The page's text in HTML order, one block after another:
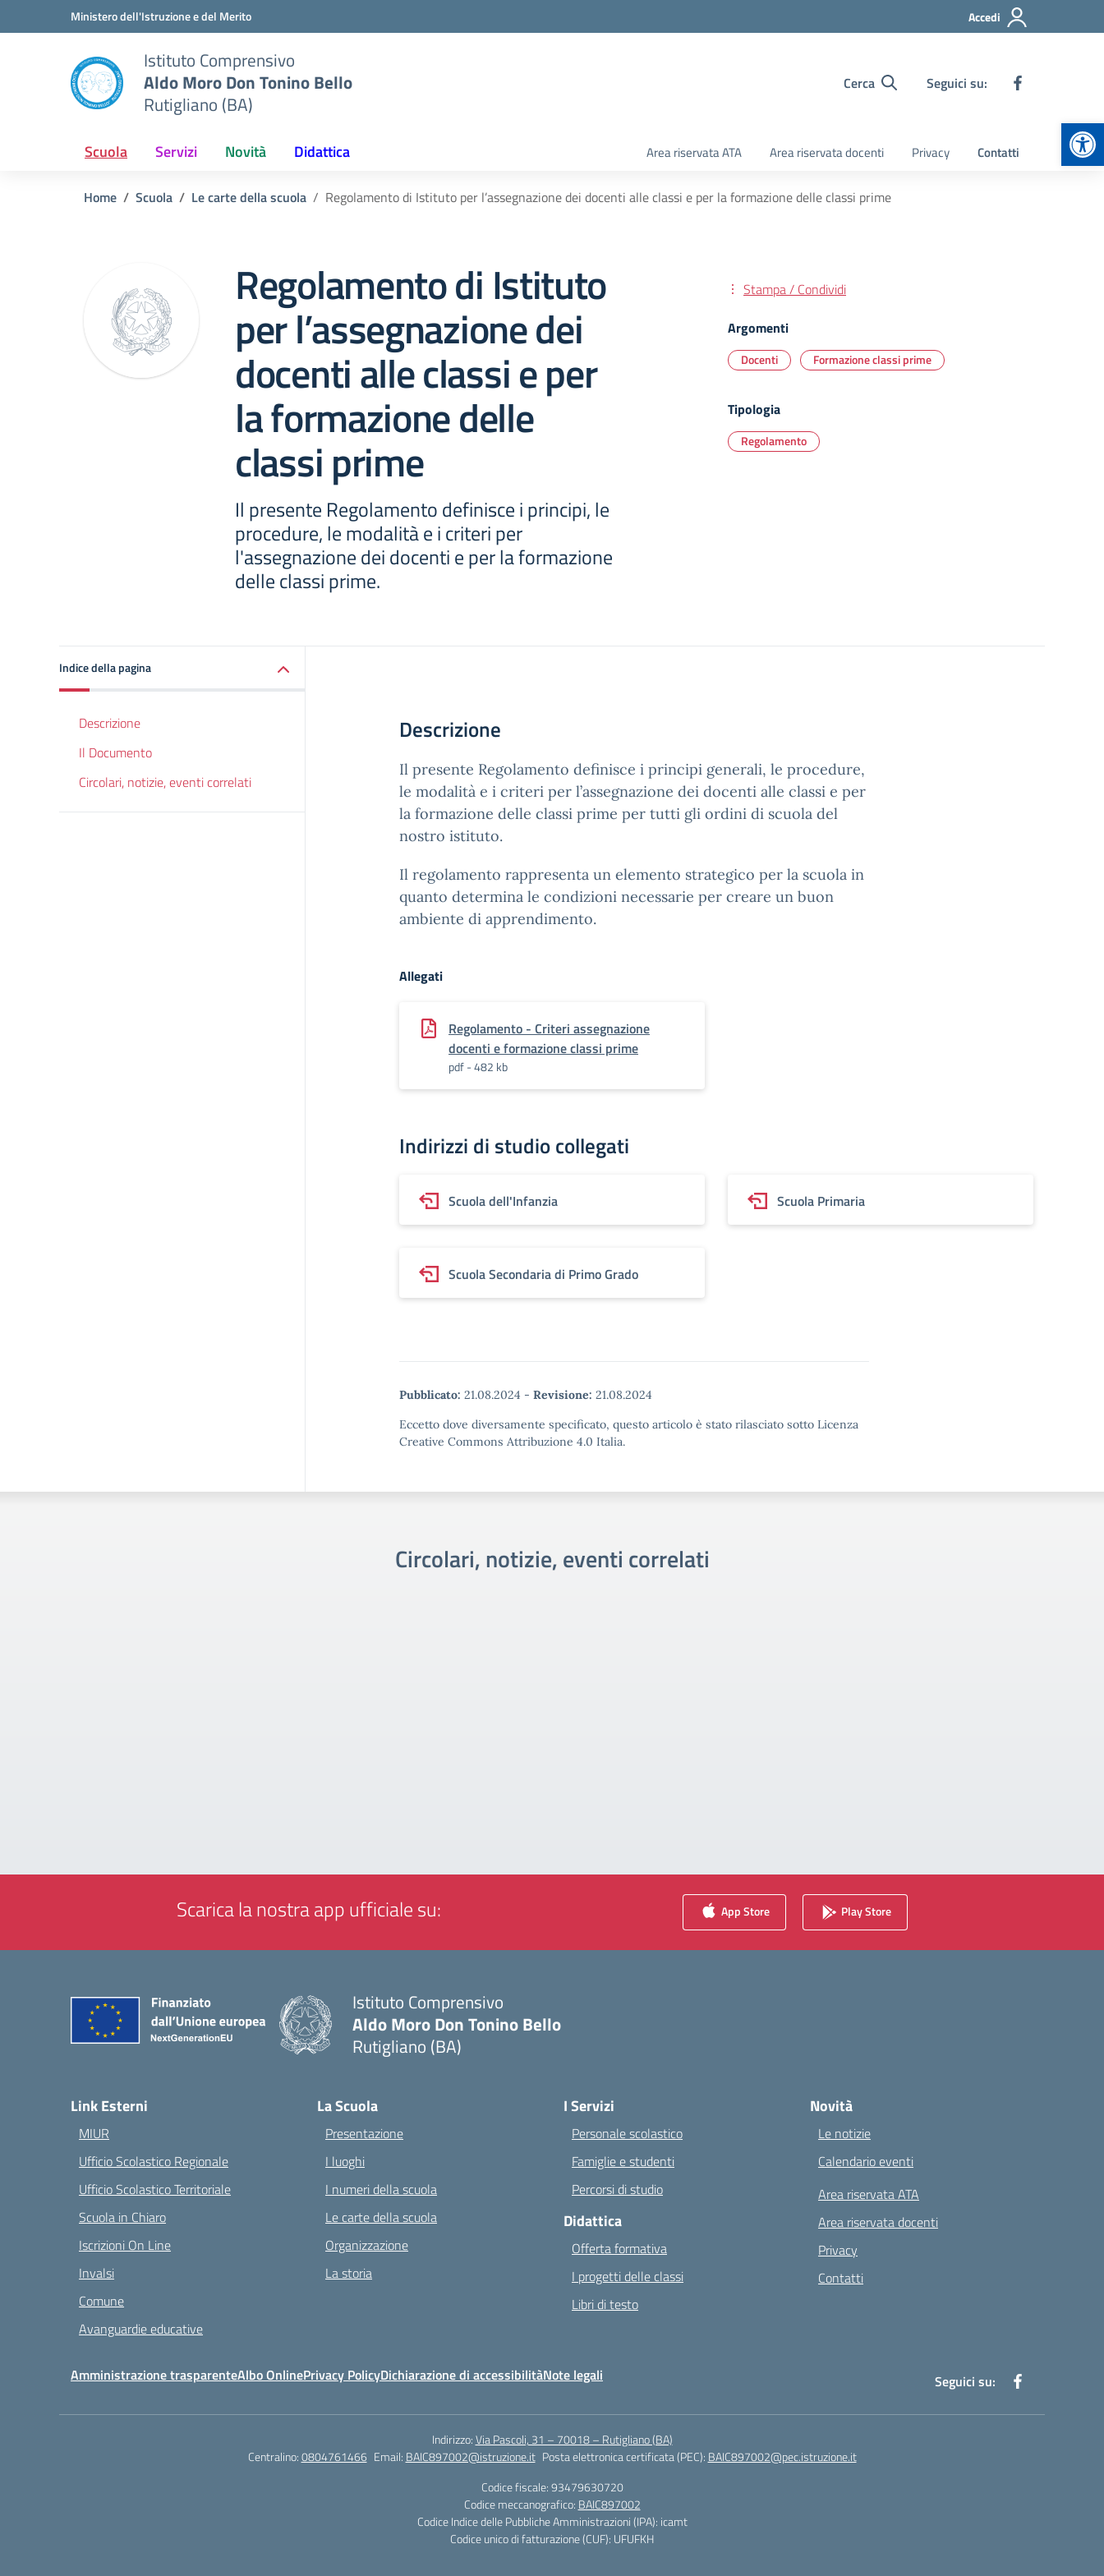
Vai ai contenuti
Vai al menu di navigazioneMinistero dell'Istruzione e del Merito Accedi
Istituto Comprensivo
Aldo Moro Don Tonino Bello
Rutigliano (BA)
Cerca Seguici su:
Scuola Servizi Novità Didattica Area riservata ATA Area riservata docenti Privacy Contatti
Home Scuola Le carte della scuola Regolamento di Istituto per l’assegnazione dei docenti alle classi e per la formazione delle classi prime
Regolamento di Istituto
per l’assegnazione dei
docenti alle classi e per
la formazione delle
classi prime
Il presente Regolamento definisce i principi, le
procedure, le modalità e i criteri per
l'assegnazione dei docenti e per la formazione
delle classi prime.
Stampa / Condividi
Argomenti
Docenti Formazione classi prime
Tipologia
Regolamento
Indice della pagina
Descrizione
Il Documento
Circolari, notizie, eventi correlati
Descrizione
Il presente Regolamento definisce i principi generali, le procedure,
le modalità e i criteri per l’assegnazione dei docenti alle classi e per
la formazione delle classi prime per tutti gli ordini di scuola del
nostro istituto.
Il regolamento rappresenta un elemento strategico per la scuola in
quanto determina le condizioni necessarie per creare un buon
ambiente di apprendimento.
Allegati
Regolamento - Criteri assegnazione
docenti e formazione classi prime
pdf - 482 kb
Indirizzi di studio collegati
Scuola dell'Infanzia Scuola Primaria
Scuola Secondaria di Primo Grado
Pubblicato: 21.08.2024 - Revisione: 21.08.2024
Eccetto dove diversamente specificato, questo articolo è stato rilasciato sotto Licenza
Creative Commons Attribuzione 4.0 Italia.
Circolari, notizie, eventi correlati
Scarica la nostra app ufficiale su: App Store Play Store
Istituto Comprensivo
Aldo Moro Don Tonino Bello
Rutigliano (BA)
Link Esterni
MIUR
Ufficio Scolastico Regionale
Ufficio Scolastico Territoriale
Scuola in Chiaro
Iscrizioni On Line
Invalsi
Comune
Avanguardie educative
La Scuola
Presentazione
I luoghi
I numeri della scuola
Le carte della scuola
Organizzazione
La storia
I Servizi
Personale scolastico
Famiglie e studenti
Percorsi di studio
Didattica
Offerta formativa
I progetti delle classi
Libri di testo
Novità
Le notizie
Calendario eventi
Area riservata ATA
Area riservata docenti
Privacy
Contatti
Amministrazione trasparenteAlbo OnlinePrivacy PolicyDichiarazione di accessibilitàNote legali Seguici su:
Indirizzo:Via Pascoli, 31 – 70018 – Rutigliano (BA)
Centralino:0804761466 Email: BAIC897002@istruzione.it Posta elettronica certificata (PEC): BAIC897002@pec.istruzione.it
Codice fiscale: 93479630720
Codice meccanografico: BAIC897002
Codice Indice delle Pubbliche Amministrazioni (IPA): icamt
Codice unico di fatturazione (CUF): UFUFKH